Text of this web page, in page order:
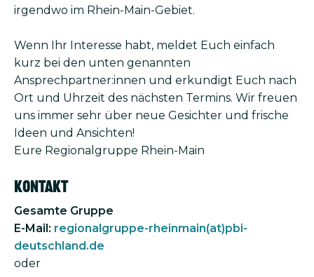
irgendwo im Rhein-Main-Gebiet.
Wenn Ihr Interesse habt, meldet Euch einfach
kurz bei den unten genannten
Ansprechpartner:innen und erkundigt Euch nach
Ort und Uhrzeit des nächsten Termins. Wir freuen
uns immer sehr über neue Gesichter und frische
Ideen und Ansichten!
Eure Regionalgruppe Rhein-Main
Kontakt
Gesamte Gruppe
E-Mail: regionalgruppe-rheinmain(at)pbi-
deutschland.de
oder